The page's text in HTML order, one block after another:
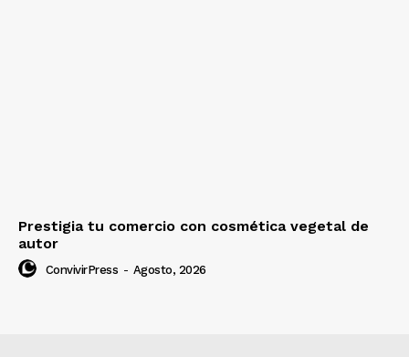
Prestigia tu comercio con cosmética vegetal de
autor
ConvivirPress - Agosto, 2026